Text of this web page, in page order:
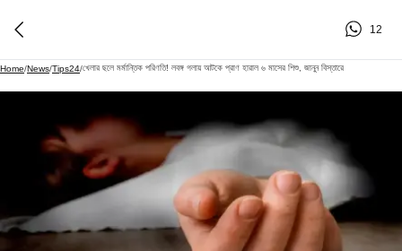
12
Home/News/Tips24/খেলার ছলে মর্মান্তিক পরিণতি! লবঙ্গ গলায় আটকে প্রাণ হারাল ৬ মাসের শিশু, জানুন বিস্তারে